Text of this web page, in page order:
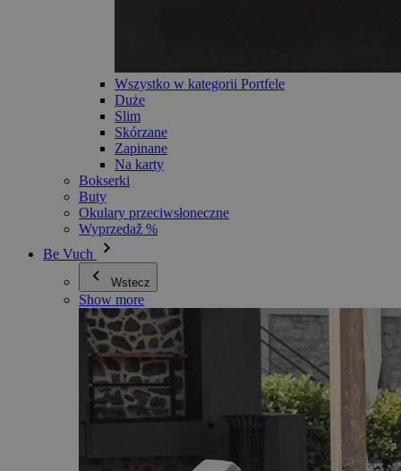
Wszystko w kategorii Portfele
Duże
Slim
Skórzane
Zapinane
Na karty
Bokserki
Buty
Okulary przeciwsłoneczne
Wyprzedaž %
Be Vuch
Wstecz
Show more